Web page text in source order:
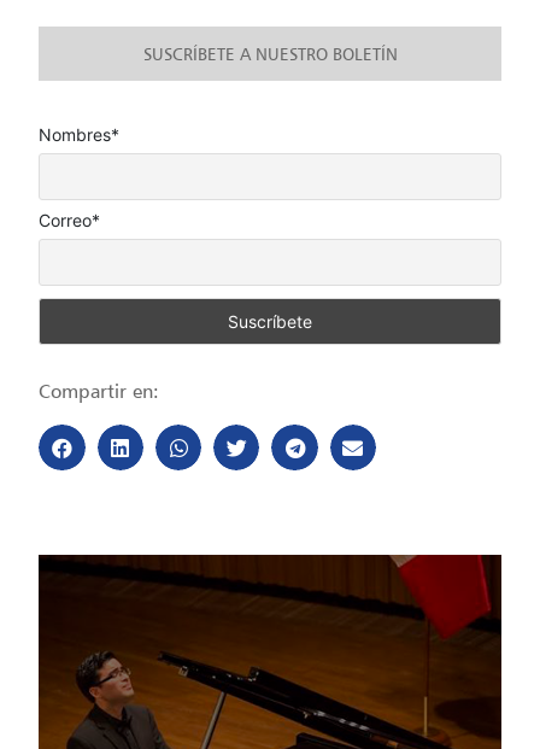
SUSCRÍBETE A NUESTRO BOLETÍN
Nombres*
Correo*
Compartir en: